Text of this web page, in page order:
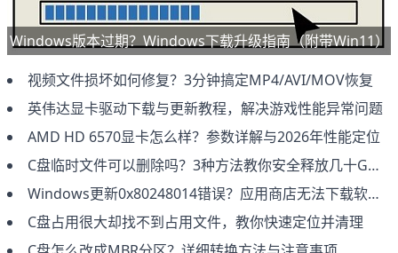
Windows版本过期？Windows下载升级指南（附带Win11）
视频文件损坏如何修复？3分钟搞定MP4/AVI/MOV恢复
英伟达显卡驱动下载与更新教程，解决游戏性能异常问题
AMD HD 6570显卡怎么样？参数详解与2026年性能定位
C盘临时文件可以删除吗？3种方法教你安全释放几十GB空间
Windows更新0x80248014错误？应用商店无法下载软件解决
C盘占用很大却找不到占用文件，教你快速定位并清理